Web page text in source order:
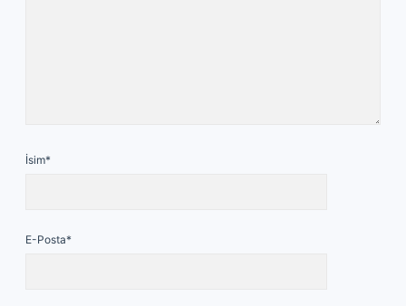
İsim*
E-Posta*